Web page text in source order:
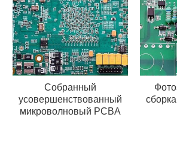
Собранный
усовершенствованный
микроволновый PCBA